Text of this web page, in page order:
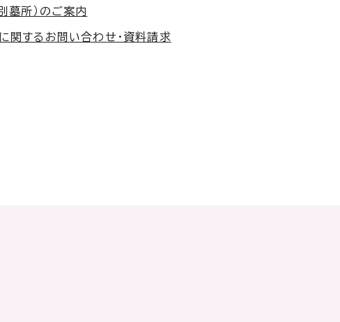
墓所）のご案内
関するお問い合わせ・資料請求